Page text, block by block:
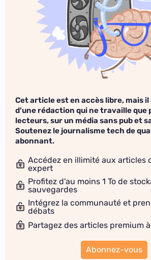
Cet article est en accès libre, mais
d'une rédaction qui ne travaille que
lecteurs, sur un média sans pub et
Soutenez le journalisme tech de
abonnant.
Accédez en illimité aux articles
expert
Profitez d'au moins 1 To de
sauvegardes
Intégrez la communauté et
débats
Partagez des articles premium
Abonnez-vous